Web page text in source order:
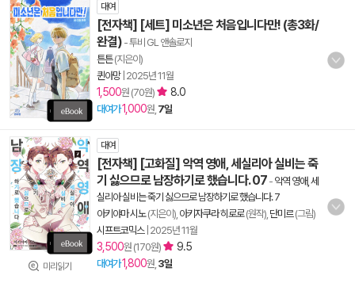
대여
[전자책] [세트] 미소년은 처음입니다만! (총3화/
완결) - 투비 GL 앤솔로지
튼튼(지은이)
퀸아망| 2025년 11월
1,500원 (70원) 8.0
대여가1,000원, 7일
미리읽기
대여
[전자책] [고화질] 악역 영애, 세실리아 실비는 죽
기 싫으므로 남장하기로 했습니다. 07 - 악역 영애, 세
실리아 실비는 죽기 싫으므로 남장하기로 했습니다. 7
아키야마 시노(지은이), 아키자쿠라 히로로(원작), 단미르(그림)
시프트코믹스| 2025년 11월
3,500원 (170원) 9.5
대여가1,800원, 3일